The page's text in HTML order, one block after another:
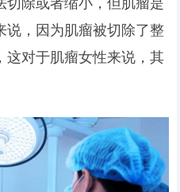
说，因为肌瘤被切除了整
这对于肌瘤女性来说，其